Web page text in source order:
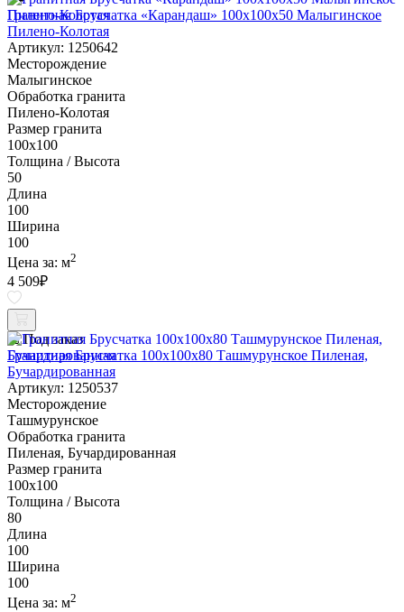
Гранитная Брусчатка «Карандаш» 100х100x50 Малыгинское
Пилено-Колотая
Артикул: 1250642
Месторождение
Малыгинское
Обработка гранита
Пилено-Колотая
Размер гранита
100х100
Толщина / Высота
50
Длина
100
Ширина
100
Цена за: м2
4 509₽
Под заказ
Гранитная Брусчатка 100х100x80 Ташмурунское Пиленая,
Бучардированная
Артикул: 1250537
Месторождение
Ташмурунское
Обработка гранита
Пиленая, Бучардированная
Размер гранита
100х100
Толщина / Высота
80
Длина
100
Ширина
100
Цена за: м2